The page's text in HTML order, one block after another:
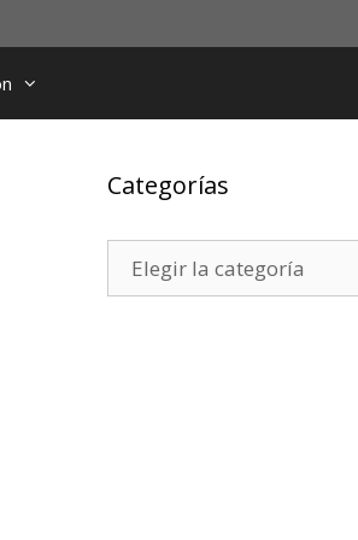
Categorías